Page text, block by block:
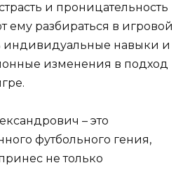
и проницательность
ему разбираться в игровой
индивидуальные навыки и
изменения в подход
– это
футбольного гения,
не только